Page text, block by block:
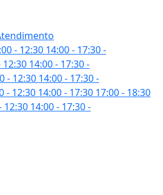
- 12:30 14:00 - 17:30-
12:30 14:00 - 17:30-
- 12:30 14:00 - 17:30-
- 12:30 14:00 - 17:30 17:00 - 18:30
12:30 14:00 - 17:30-